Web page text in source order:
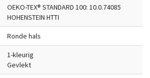
OEKO-TEX® STANDARD 100: 10.0.74085
HOHENSTEIN HTTI
Ronde hals
1-kleurig
Gevlekt